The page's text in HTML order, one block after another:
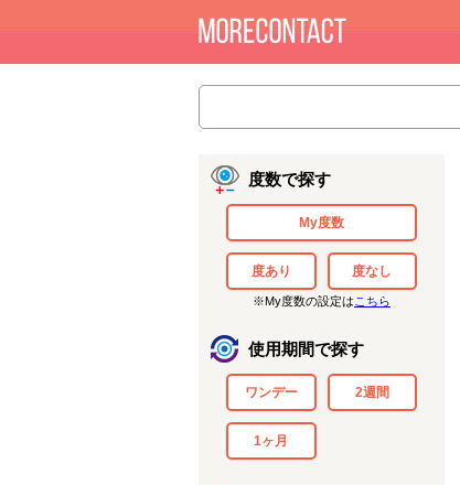
度数で探す
My度数
度あり 度なし
※My度数の設定は こちら
使用期間で探す
ワンデー 2週間
1ヶ月